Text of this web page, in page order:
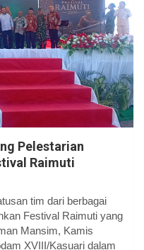
Pelestarian
Raimuti
tim dari berbagai
Festival Raimuti yang
Mansim, Kamis
XVIII/Kasuari dalam